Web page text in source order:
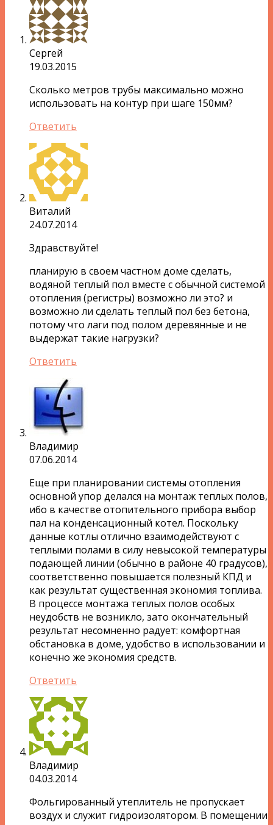
Сергей
19.03.2015
Сколько метров трубы максимально можно
использовать на контур при шаге 150мм?
Ответить
Виталий
24.07.2014
Здравствуйте!
планирую в своем частном доме сделать,
водяной теплый пол вместе с обычной системой
отопления (регистры) возможно ли это? и
возможно ли сделать теплый пол без бетона,
потому что лаги под полом деревянные и не
выдержат такие нагрузки?
Ответить
Владимир
07.06.2014
Еще при планировании системы отопления
основной упор делался на монтаж теплых полов,
ибо в качестве отопительного прибора выбор
пал на конденсационный котел. Поскольку
данные котлы отлично взаимодействуют с
теплыми полами в силу невысокой температуры
подающей линии (обычно в районе 40 градусов),
соответственно повышается полезный КПД и
как результат существенная экономия топлива.
В процессе монтажа теплых полов особых
неудобств не возникло, зато окончательный
результат несомненно радует: комфортная
обстановка в доме, удобство в использовании и
конечно же экономия средств.
Ответить
Владимир
04.03.2014
Фольгированный утеплитель не пропускает
воздух и служит гидроизолятором. В помещении